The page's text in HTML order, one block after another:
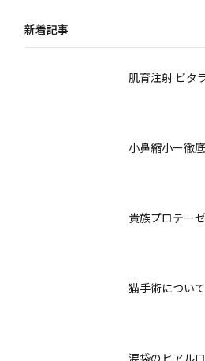
新着記事
肌育注射 ビタ
小鼻縮小ー徹
貴族プロテーゼ
猫手術について
涙袋のヒアル